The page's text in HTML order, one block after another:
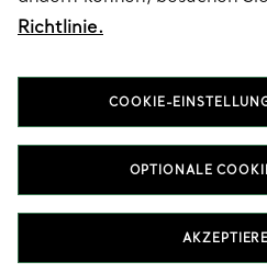
FOLGEN SIE UNS
T&Co.
Richtlinie.
COOKIE-
OPTIONALE